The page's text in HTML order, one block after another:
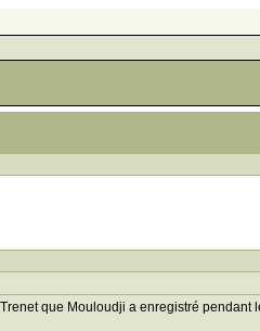
que Mouloudji a enregistré